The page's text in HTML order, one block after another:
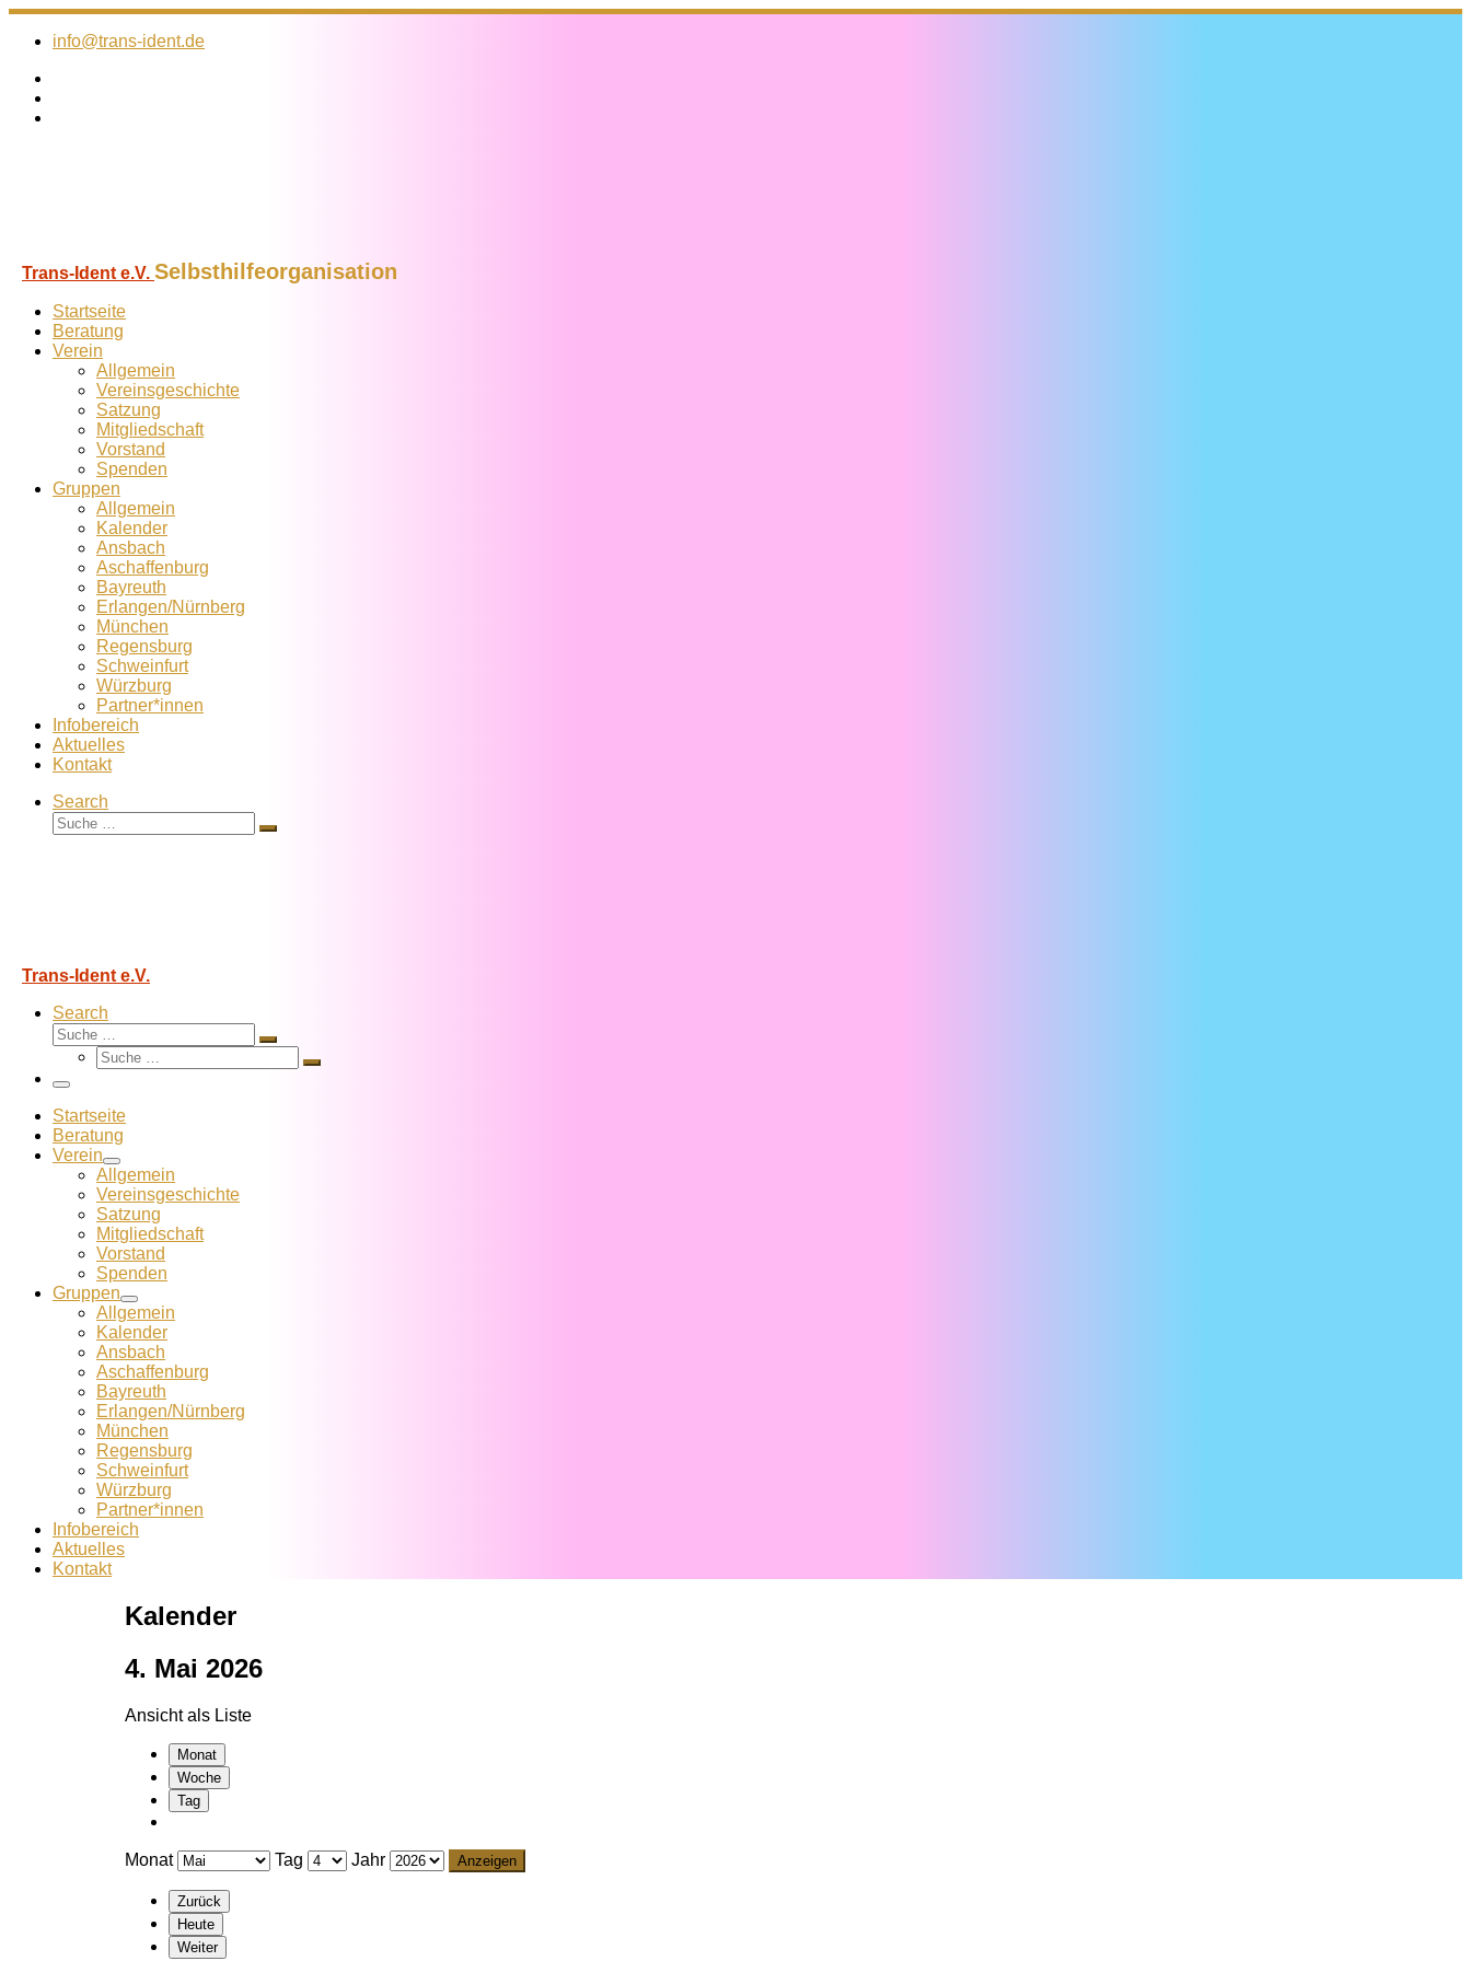
Zum
Inhalt
info@trans-ident.de
Trans-Ident e.V. Selbsthilfeorganisation
Startseite
Beratung
Verein
Allgemein
Vereins­geschichte
Satzung
Mitglied­schaft
Vorstand
Spenden
Gruppen
Allgemein
Kalender
Ansbach
Aschaffenburg
Bayreuth
Erlangen/Nürnberg
München
Regensburg
Schweinfurt
Würzburg
Partner*innen
Infobereich
Aktuelles
Kontakt
Search
Suche
Suche
Trans-Ident e.V.
Search
Suche
Suche
Suche
Suche
Menü
Startseite
Beratung
Verein
Allgemein
Vereins­geschichte
Satzung
Mitglied­schaft
Vorstand
Spenden
Gruppen
Allgemein
Kalender
Ansbach
Aschaffenburg
Bayreuth
Erlangen/Nürnberg
München
Regensburg
Schweinfurt
Würzburg
Partner*innen
Infobereich
Aktuelles
Kontakt
Kalender
4. Mai 2026
Ansicht als Liste
Monat
Woche
Tag
Monat Tag Jahr
Zurück
Heute
Weiter